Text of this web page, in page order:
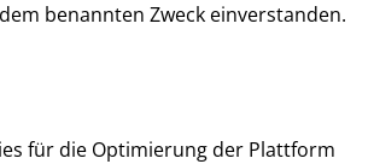
benannten Zweck einverstanden.
für die Optimierung der Plattform